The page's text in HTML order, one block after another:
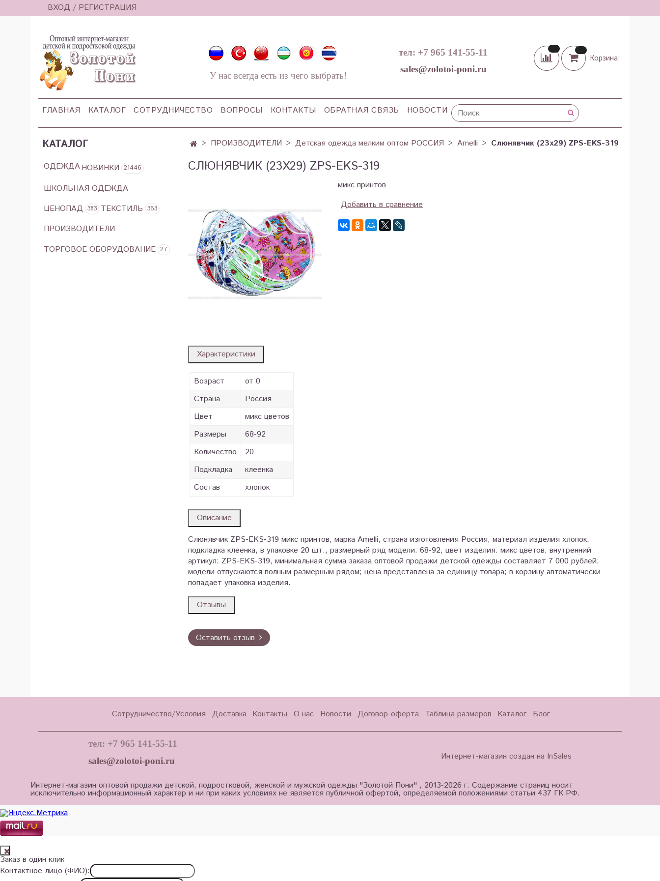
ВХОД / РЕГИСТРАЦИЯ
У нас всегда есть из чего выбрать!
тел: +7 965 141-55-11
sales@zolotoi-poni.ru
Корзина:
ГЛАВНАЯ КАТАЛОГ СОТРУДНИЧЕСТВО ВОПРОСЫ КОНТАКТЫ ОБРАТНАЯ СВЯЗЬ НОВОСТИ
ПРОИЗВОДИТЕЛИ Детская одежда мелким оптом РОССИЯ Amelli Слюнявчик (23х29) ZPS-EKS-319
СЛЮНЯВЧИК (23Х29) ZPS-EKS-319
микс принтов
Добавить в сравнение
Характеристики
Возраст
от 0
Страна
Россия
Цвет
микс цветов
Размеры
68-92
Количество
20
Подкладка
клеенка
Состав
хлопок
Описание
Слюнявчик ZPS-EKS-319 микс принтов, марка Amelli, страна изготовления Россия, материал изделия хлопок,
подкладка клеенка, в упаковке 20 шт., размерный ряд модели: 68-92, цвет изделия: микс цветов, внутренний
артикул: ZPS-EKS-319, минимальная сумма заказа оптовой продажи детской одежды составляет 7 000 рублей;
модели отпускаются полным размерным рядом; цена представлена за единицу товара; в корзину автоматически
попадает упаковка изделия.
Отзывы
Оставить отзыв
КАТАЛОГ
ОДЕЖДАНОВИНКИ 21446
ШКОЛЬНАЯ ОДЕЖДА
ЦЕНОПАД 383 ТЕКСТИЛЬ 363
ПРОИЗВОДИТЕЛИ
ТОРГОВОЕ ОБОРУДОВАНИЕ 27
Сотрудничество/Условия Доставка Контакты О нас Новости Договор-оферта Таблица размеров Каталог Блог
тел: +7 965 141-55-11
sales@zolotoi-poni.ru
Интернет-магазин создан на InSales
Интернет-магазин оптовой продажи детской, подростковой, женской и мужской одежды "Золотой Пони" , 2013-2026 г. Содержание страниц носит
исключительно информационный характер и ни при каких условиях не является публичной офертой, определяемой положениями статьи 437 ГК РФ.
Заказ в один клик
Контактное лицо (ФИО):